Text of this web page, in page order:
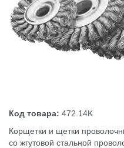
Код товара: 472.14K
Корщетки и щетки
со жгутовой стальной